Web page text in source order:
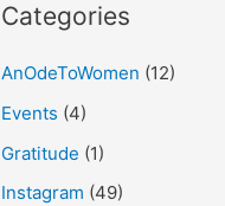
Categories
AnOdeToWomen (12)
Events (4)
Gratitude (1)
Instagram (49)